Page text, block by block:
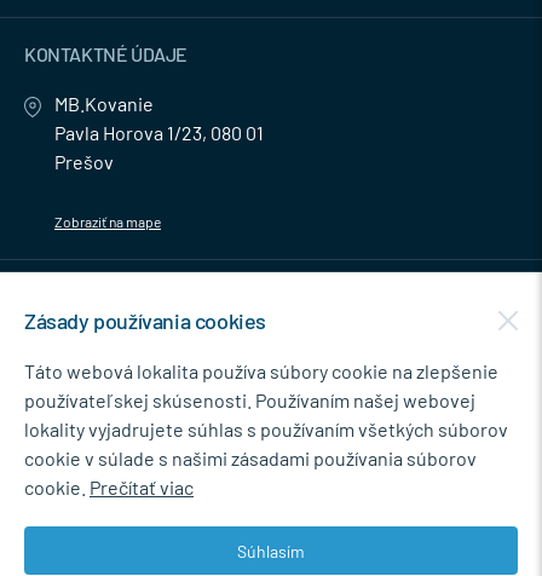
KONTAKTNÉ ÚDAJE
MB.Kovanie
Pavla Horova 1/23, 080 01
Prešov
Zobraziť na mape
NEWSLETTER
Súhlasím so spracovaním osobných údajov pre marketingové účely.
Zásady ochrany osobných údajov
Zásady používania cookies
Táto webová lokalita používa súbory cookie na zlepšenie
používateľskej skúsenosti. Používaním našej webovej
lokality vyjadrujete súhlas s používaním všetkých súborov
cookie v súlade s našimi zásadami používania súborov
cookie. Prečítať viac
Súhlasím